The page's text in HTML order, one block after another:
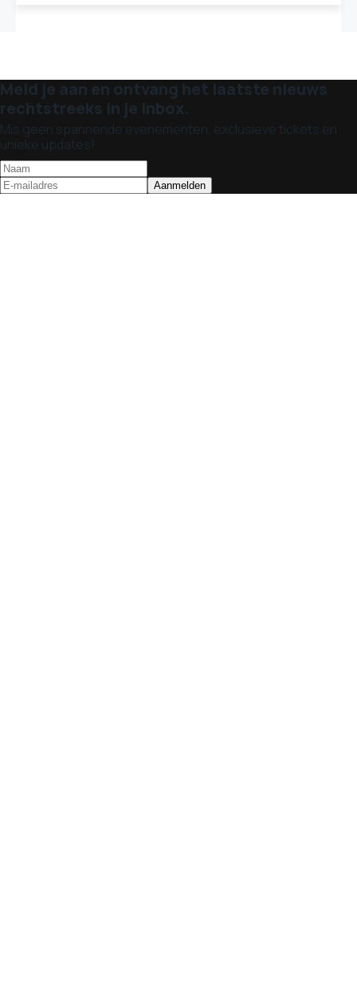
Meld je aan en ontvang het laatste nieuws
rechtstreeks in je inbox.
Mis geen spannende evenementen, exclusieve tickets en
unieke updates!